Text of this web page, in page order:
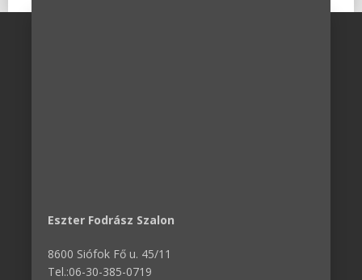
Eszter Fodrász Szalon
8600 Siófok Fő u. 45/11
Tel.:06-30-385-0719